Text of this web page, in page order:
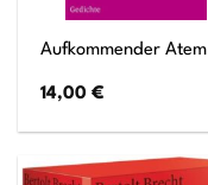
Aufkommender Atem
14,00€